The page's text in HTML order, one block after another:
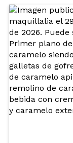
recomiendo
es mate, no
algún uso es
labial líquido
labio, y luego
un poco de
marrón
pigmentado y
compres.